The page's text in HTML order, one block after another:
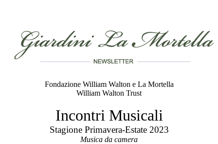
Fondazione William Walton e La Mortella
William Walton Trust
Incontri Musicali
Stagione Primavera-Estate 2023
Musica da camera